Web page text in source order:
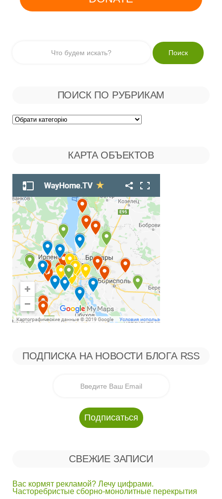
ПОИСК ПО РУБРИКАМ
Поиск
КАРТА ОБЪЕКТОВ
ПОДПИСКА НА НОВОСТИ БЛОГА RSS
СВЕЖИЕ ЗАПИСИ
Вас кормят рекламой? Лечу цифрами.
Часторебристые сборно-монолитные перекрытия